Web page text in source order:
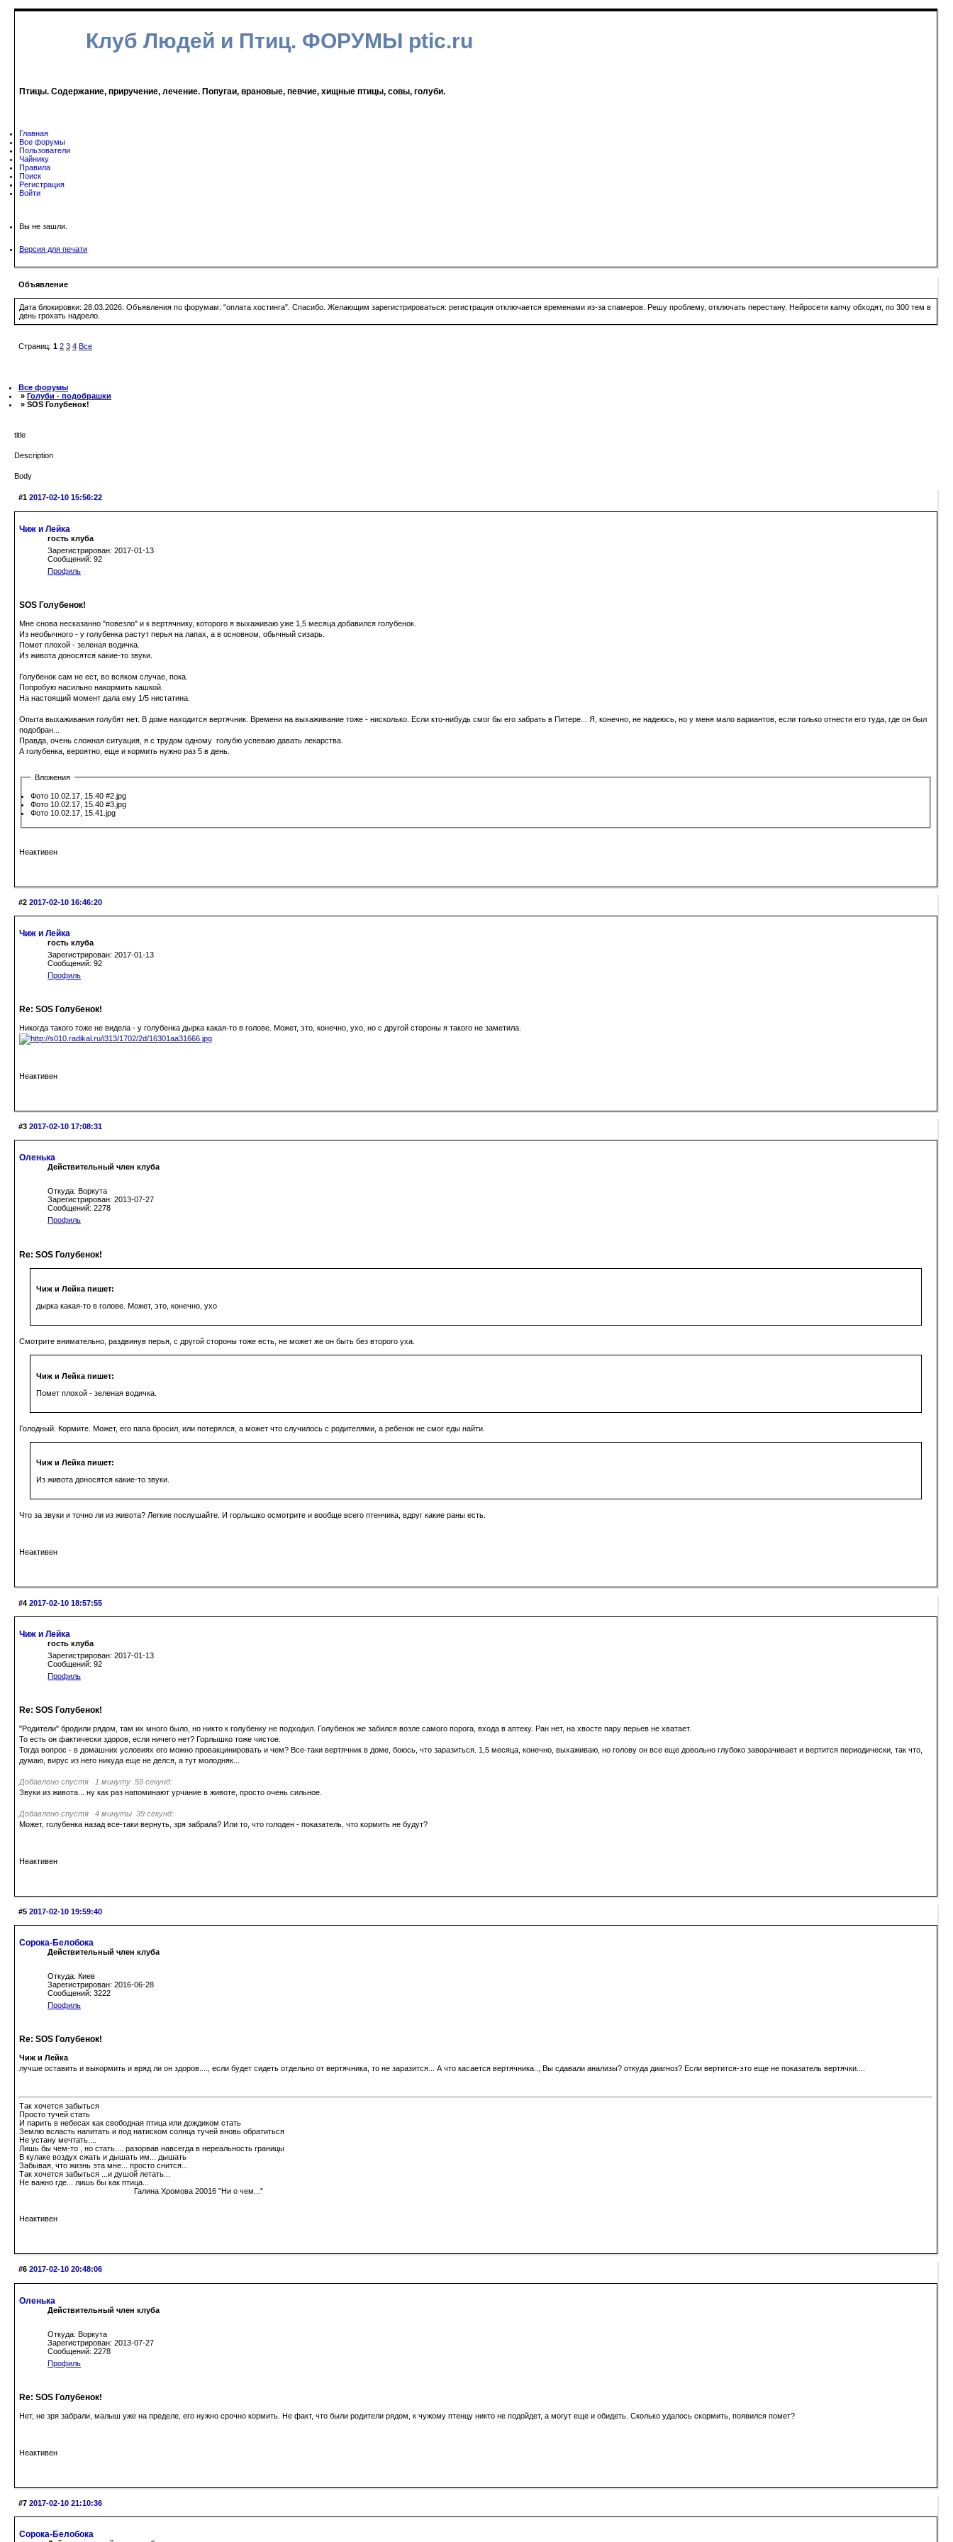
Клуб Людей и Птиц. ФОРУМЫ ptic.ru
Птицы. Содержание, приручение, лечение. Попугаи, врановые, певчие, хищные птицы, совы, голуби.
Главная
Все форумы
Пользователи
Чайнику
Правила
Поиск
Регистрация
Войти
Вы не зашли.
Версия для печати
Объявление
Дата блокировки: 28.03.2026. Объявления по форумам: "оплата хостинга". Спасибо. Желающим зарегистрироваться: регистрация отключается временами из-за спамеров. Решу проблему, отключать перестану. Нейросети капчу обходят, по 300 тем в
день грохать надоело.
Страниц: 1 2 3 4 Все
Все форумы
» Голуби - подобрашки
» SOS Голубенок!
title
Description
Body
#1 2017-02-10 15:56:22
Чиж и Лейка
гость клуба
Зарегистрирован: 2017-01-13
Сообщений: 92
Профиль
SOS Голубенок!
Мне снова несказанно "повезло" и к вертячнику, которого я выхаживаю уже 1,5 месяца добавился голубенок.
Из необычного - у голубенка растут перья на лапах, а в основном, обычный сизарь.
Помет плохой - зеленая водичка.
Из живота доносятся какие-то звуки.
Голубенок сам не ест, во всяком случае, пока.
Попробую насильно накормить кашкой.
На настоящий момент дала ему 1/5 нистатина.
Опыта выхаживания голубят нет. В доме находится вертячник. Времени на выхаживание тоже - нисколько. Если кто-нибудь смог бы его забрать в Питере... Я, конечно, не надеюсь, но у меня мало вариантов, если только отнести его туда, где он был
подобран...
Правда, очень сложная ситуация, я с трудом одному голубю успеваю давать лекарства.
А голубенка, вероятно, еще и кормить нужно раз 5 в день.
Вложения
Фото 10.02.17, 15.40 #2.jpg
Фото 10.02.17, 15.40 #3.jpg
Фото 10.02.17, 15.41.jpg
Неактивен
#2 2017-02-10 16:46:20
Чиж и Лейка
гость клуба
Зарегистрирован: 2017-01-13
Сообщений: 92
Профиль
Re: SOS Голубенок!
Никогда такого тоже не видела - у голубенка дырка какая-то в голове. Может, это, конечно, ухо, но с другой стороны я такого не заметила.
Неактивен
#3 2017-02-10 17:08:31
Оленька
Действительный член клуба
Откуда: Воркута
Зарегистрирован: 2013-07-27
Сообщений: 2278
Профиль
Re: SOS Голубенок!
Чиж и Лейка пишет:
дырка какая-то в голове. Может, это, конечно, ухо
Смотрите внимательно, раздвинув перья, с другой стороны тоже есть, не может же он быть без второго уха.
Чиж и Лейка пишет:
Помет плохой - зеленая водичка.
Голодный. Кормите. Может, его папа бросил, или потерялся, а может что случилось с родителями, а ребенок не смог еды найти.
Чиж и Лейка пишет:
Из живота доносятся какие-то звуки.
Что за звуки и точно ли из живота? Легкие послушайте. И горлышко осмотрите и вообще всего птенчика, вдруг какие раны есть.
Неактивен
#4 2017-02-10 18:57:55
Чиж и Лейка
гость клуба
Зарегистрирован: 2017-01-13
Сообщений: 92
Профиль
Re: SOS Голубенок!
"Родители" бродили рядом, там их много было, но никто к голубенку не подходил. Голубенок же забился возле самого порога, входа в аптеку. Ран нет, на хвосте пару перьев не хватает.
То есть он фактически здоров, если ничего нет? Горлышко тоже чистое.
Тогда вопрос - в домашних условиях его можно провакцинировать и чем? Все-таки вертячник в доме, боюсь, что заразиться. 1,5 месяца, конечно, выхаживаю, но голову он все еще довольно глубоко заворачивает и вертится периодически, так что,
думаю, вирус из него никуда еще не делся, а тут молодняк...
Добавлено спустя 1 минуту 59 секунд:
Звуки из живота... ну как раз напоминают урчание в животе, просто очень сильное.
Добавлено спустя 4 минуты 39 секунд:
Может, голубенка назад все-таки вернуть, зря забрала? Или то, что голоден - показатель, что кормить не будут?
Неактивен
#5 2017-02-10 19:59:40
Сорока-Белобока
Действительный член клуба
Откуда: Киев
Зарегистрирован: 2016-06-28
Сообщений: 3222
Профиль
Re: SOS Голубенок!
Чиж и Лейка
лучше оставить и выкормить и вряд ли он здоров...., если будет сидеть отдельно от вертячника, то не заразится... А что касается вертячника.., Вы сдавали анализы? откуда диагноз? Если вертится-это еще не показатель вертячки....
Так хочется забыться
Просто тучей стать
И парить в небесах как свободная птица или дождиком стать
Землю всласть напитать и под натиском солнца тучей вновь обратиться
Не устану мечтать....
Лишь бы чем-то , но стать.... разорвав навсегда в нереальность границы
В кулаке воздух сжать и дышать им... дышать
Забывая, что жизнь эта мне... просто снится...
Так хочется забыться ...и душой летать...
Не важно где... лишь бы как птица...
Галина Хромова 20016 "Ни о чем..."
Неактивен
#6 2017-02-10 20:48:06
Оленька
Действительный член клуба
Откуда: Воркута
Зарегистрирован: 2013-07-27
Сообщений: 2278
Профиль
Re: SOS Голубенок!
Нет, не зря забрали, малыш уже на пределе, его нужно срочно кормить. Не факт, что были родители рядом, к чужому птенцу никто не подойдет, а могут еще и обидеть. Сколько удалось скормить, появился помет?
Неактивен
#7 2017-02-10 21:10:36
Сорока-Белобока